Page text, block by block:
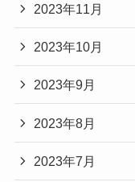
2023年11月
2023年10月
2023年9月
2023年8月
2023年7月